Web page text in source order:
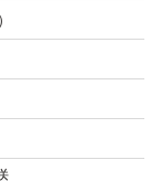
せん。
術、味覚、好み